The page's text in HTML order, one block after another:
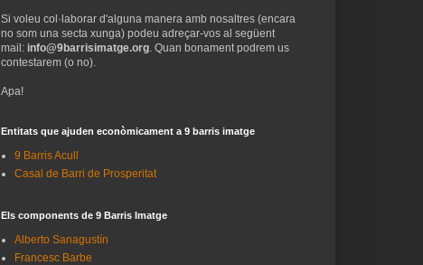
Si voleu col·laborar d'alguna manera amb nosaltres (encara
no som una secta xunga) podeu adreçar-vos al següent
mail: info@9barrisimatge.org. Quan bonament podrem us
contestarem (o no).
Apa!
Entitats que ajuden econòmicament a 9 barris imatge
9 Barris Acull
Casal de Barri de Prosperitat
Els components de 9 Barris Imatge
Alberto Sanagustín
Francesc Barbe